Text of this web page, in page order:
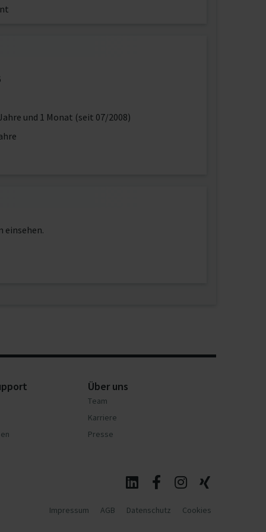
und 1 Monat (seit 07/2008)
einsehen.
Über uns
Team
Karriere
Presse
Impressum AGB Datenschutz Cookies